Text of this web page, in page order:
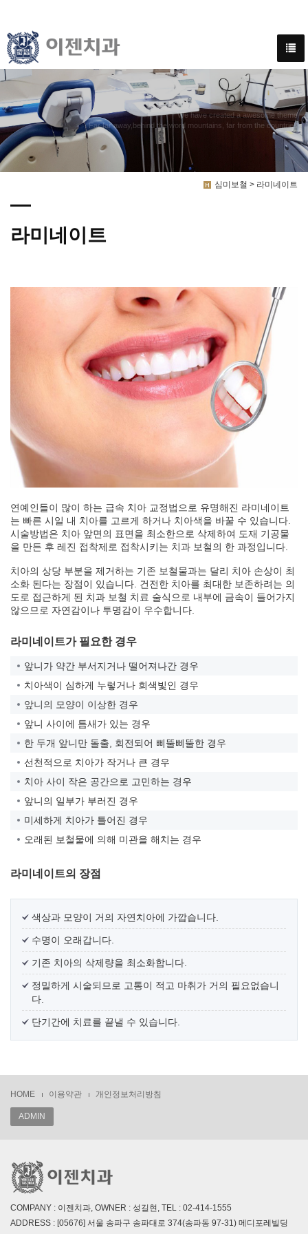
We have created a awesome theme
Far far away,behind the word mountains, far from the countries
심미보철 > 라미네이트
라미네이트
연예인들이 많이 하는 급속 치아 교정법으로 유명해진 라미네이트
는 빠른 시일 내 치아를 고르게 하거나 치아색을 바꿀 수 있습니다.
시술방법은 치아 앞면의 표면을 최소한으로 삭제하여 도재 기공물
을 만든 후 레진 접착제로 접착시키는 치과 보철의 한 과정입니다.
치아의 상당 부분을 제거하는 기존 보철물과는 달리 치아 손상이 최
소화 된다는 장점이 있습니다. 건전한 치아를 최대한 보존하려는 의
도로 접근하게 된 치과 보철 치료 술식으로 내부에 금속이 들어가지
않으므로 자연감이나 투명감이 우수합니다.
라미네이트가 필요한 경우
앞니가 약간 부서지거나 떨어져나간 경우
치아색이 심하게 누렇거나 회색빛인 경우
앞니의 모양이 이상한 경우
앞니 사이에 틈새가 있는 경우
한 두개 앞니만 돌출, 회전되어 삐뚤삐뚤한 경우
선천적으로 치아가 작거나 큰 경우
치아 사이 작은 공간으로 고민하는 경우
앞니의 일부가 부러진 경우
미세하게 치아가 틀어진 경우
오래된 보철물에 의해 미관을 해치는 경우
라미네이트의 장점
색상과 모양이 거의 자연치아에 가깝습니다.
수명이 오래갑니다.
기존 치아의 삭제량을 최소화합니다.
정밀하게 시술되므로 고통이 적고 마취가 거의 필요없습니
다.
단기간에 치료를 끝낼 수 있습니다.
HOME 이용약관 개인정보처리방침
ADMIN
COMPANY : 이젠치과, OWNER : 성길현, TEL : 02-414-1555
ADDRESS : [05676] 서울 송파구 송파대로 374(송파동 97-31) 메디포레빌딩